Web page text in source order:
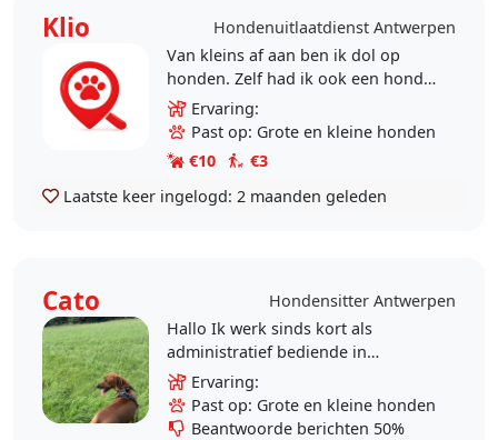
Klio
Hondenuitlaatdienst Antwerpen
Van kleins af aan ben ik dol op
honden. Zelf had ik ook een hond
(presa canario) en weet ik hoe
belangrijk beweging en aandacht
voor een hond zijn...
Ervaring:
Past op: Grote en kleine honden
€10
€3
Laatste keer ingelogd: 2 maanden geleden
Cato
Hondensitter Antwerpen
Hallo Ik werk sinds kort als
administratief bediende in
Antwerpen. Al van jongs af aan ben
ik omringd door honden en ben ik
er altijd graag mee bezig..
Ervaring:
Past op: Grote en kleine honden
Beantwoorde berichten 50%